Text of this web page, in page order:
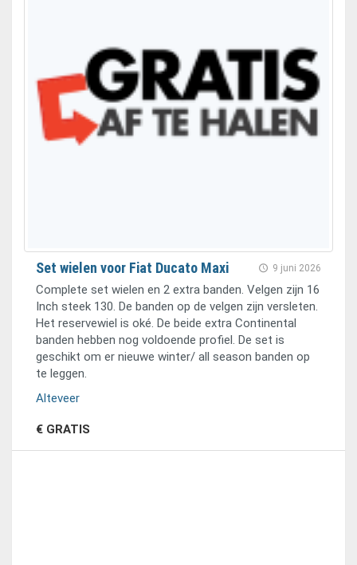
9 juni 2026
Set wielen voor Fiat Ducato Maxi
Complete set wielen en 2 extra banden. Velgen zijn 16
Inch steek 130. De banden op de velgen zijn versleten.
Het reservewiel is oké. De beide extra Continental
banden hebben nog voldoende profiel. De set is
geschikt om er nieuwe winter/ all season banden op
te leggen.
Alteveer
€ GRATIS